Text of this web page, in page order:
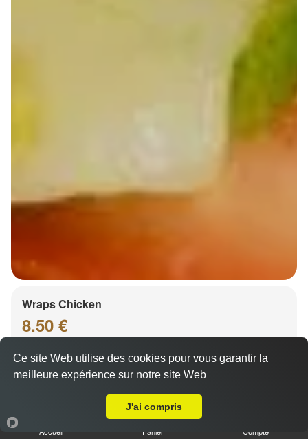
Wraps Chicken
8.50 €
Salade, tomates
Accueil Panier Compte
Ce site Web utilise des cookies pour vous garantir la
meilleure expérience sur notre site Web
J'ai compris